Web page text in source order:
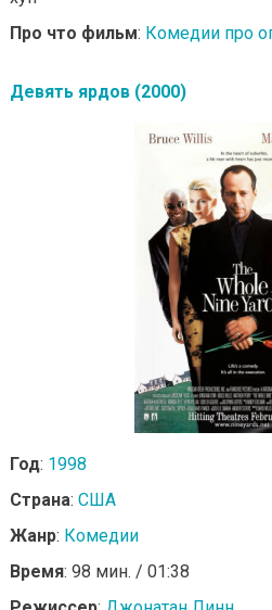
Про что фильм: Комедии про
Девять ярдов (2000)
Год: 1998
Страна: США
Жанр: Комедии
Время: 98 мин. / 01:38